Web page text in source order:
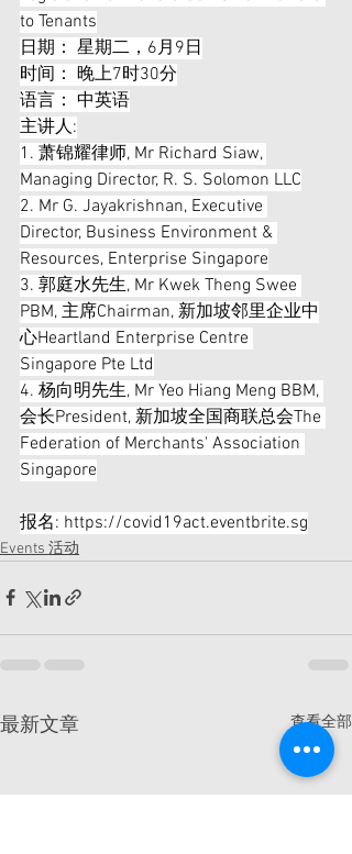
to Tenants
日期： 星期二，6月9日
时间： 晚上7时30分
语言： 中英语
主讲人:
1. 萧锦耀律师, Mr Richard Siaw,
Managing Director, R. S. Solomon LLC
2. Mr G. Jayakrishnan, Executive
Director, Business Environment &
Resources, Enterprise Singapore
3. 郭庭水先生, Mr Kwek Theng Swee
PBM, 主席Chairman, 新加坡邻里企业中
心Heartland Enterprise Centre
Singapore Pte Ltd
4. 杨向明先生, Mr Yeo Hiang Meng BBM,
会长President, 新加坡全国商联总会The
Federation of Merchants' Association
Singapore
报名: https://covid19act.eventbrite.sg
Events 活动
最新文章 查看全部